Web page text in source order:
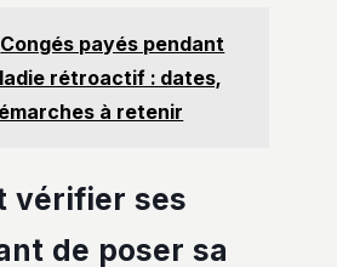
Congés payés pendant
rétroactif : dates,
à retenir
vérifier ses
de poser sa